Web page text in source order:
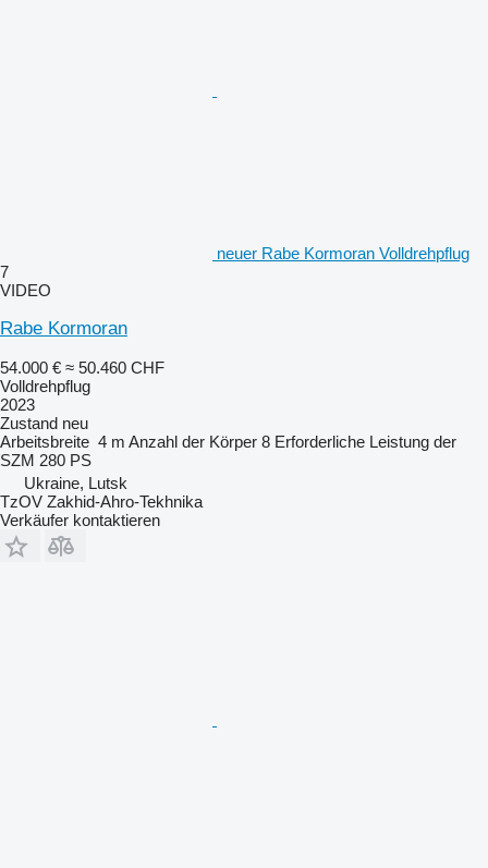
neuer Rabe Kormoran Volldrehpflug
7
VIDEO
Rabe Kormoran
54.000 € ≈ 50.460 CHF
Volldrehpflug
2023
Zustand neu
Arbeitsbreite 4 m Anzahl der Körper 8 Erforderliche Leistung der
SZM 280 PS
Ukraine, Lutsk
TzOV Zakhid-Ahro-Tekhnika
Verkäufer kontaktieren